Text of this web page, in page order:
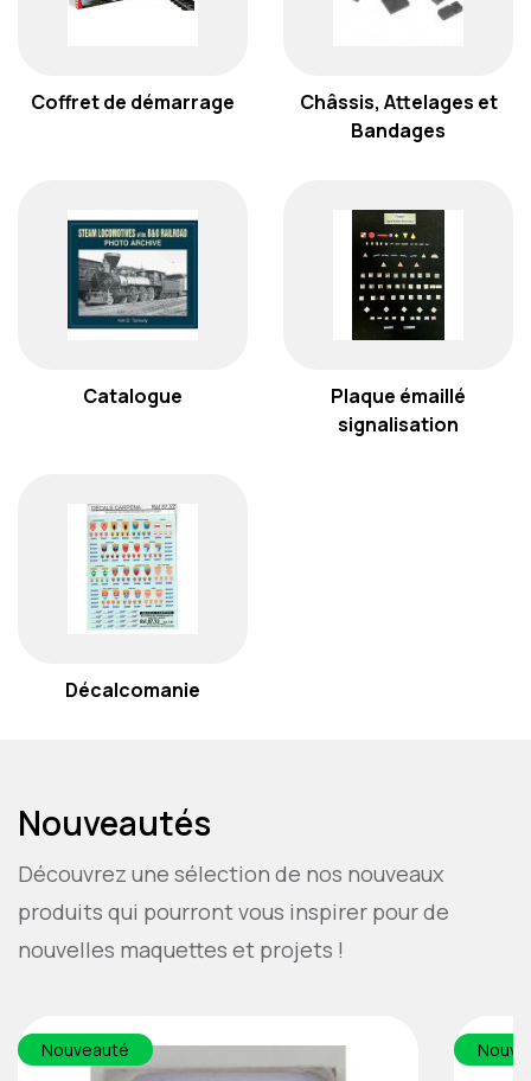
Coffret de démarrage
Châssis, Attelages et
Bandages
Catalogue
Plaque émaillé
signalisation
Décalcomanie
Nouveautés
Découvrez une sélection de nos nouveaux
produits qui pourront vous inspirer pour de
nouvelles maquettes et projets !
Nouveauté